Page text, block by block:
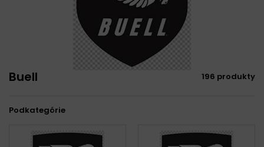
Buell 196 produkty
Podkategórie